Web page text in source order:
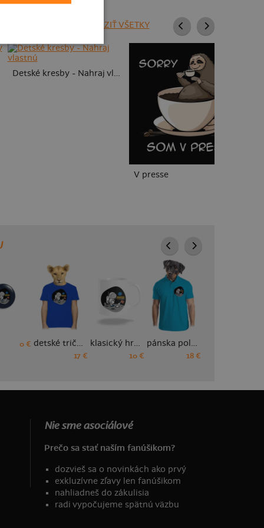
ZOBRAZIŤ VŠETKY
Detské kresby - Nahraj vlastnú
V presse
0 € detské tričko
17 €
klasický hrnček
10 €
pánska polokošeľa
18 €
Nie sme asociálové
Prečo sa stať naším fanúšikom?
dozvieš sa o novinkách ako prvý
exkluzívne zľavy len fanúšikom
nahliadneš do zákulisia
radi vypočujeme spätnú väzbu